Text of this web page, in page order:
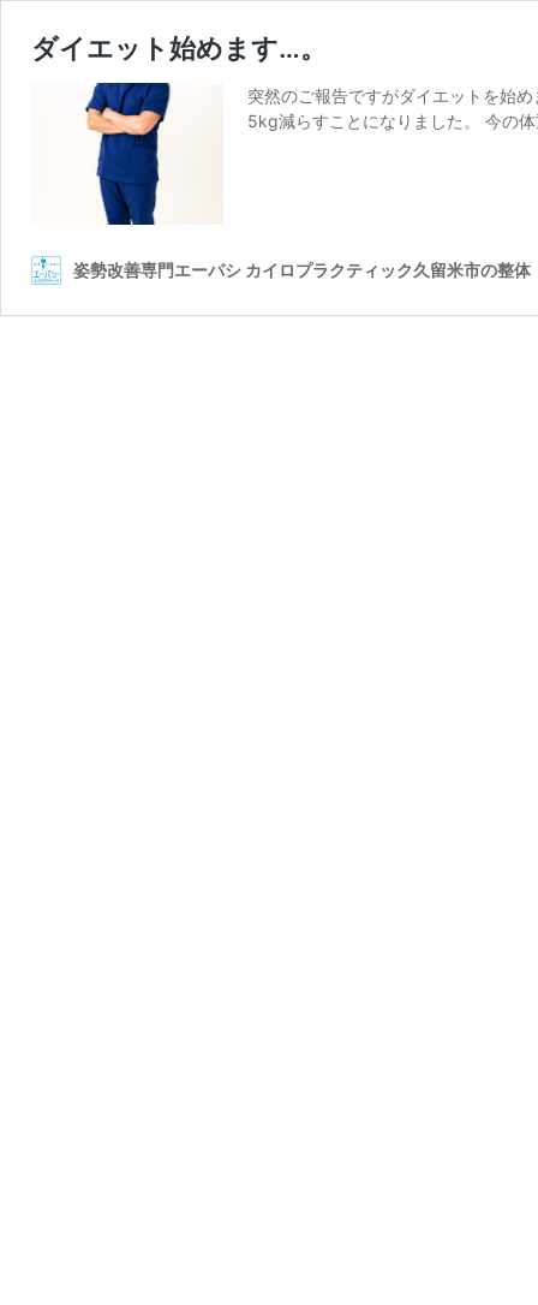
ダイエット始めます…。
突然のご報告ですがダイエットを始
5kg減らすことになりました。 今の
姿勢改善専門エーパシ カイロプラクティック久留米市の整体